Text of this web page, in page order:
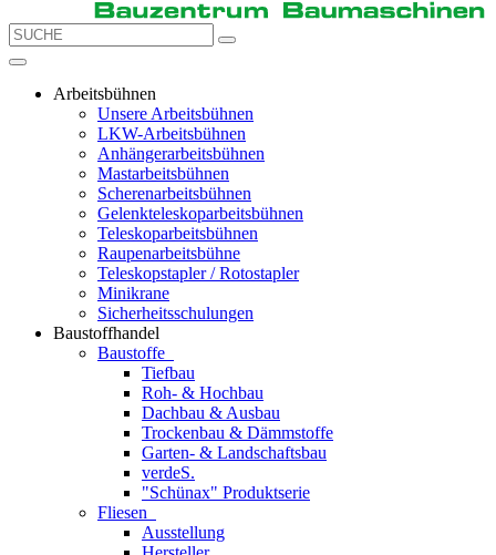
Arbeitsbühnen
Unsere Arbeitsbühnen
LKW-Arbeitsbühnen
Anhängerarbeitsbühnen
Mastarbeitsbühnen
Scherenarbeitsbühnen
Gelenkteleskoparbeitsbühnen
Teleskoparbeitsbühnen
Raupenarbeitsbühne
Teleskopstapler / Rotostapler
Minikrane
Sicherheitsschulungen
Baustoffhandel
Baustoffe
Tiefbau
Roh- & Hochbau
Dachbau & Ausbau
Trockenbau & Dämmstoffe
Garten- & Landschaftsbau
verdeS.
"Schünax" Produktserie
Fliesen
Ausstellung